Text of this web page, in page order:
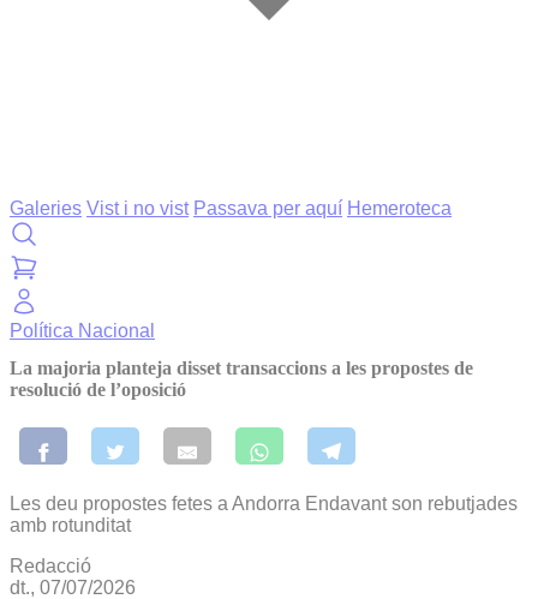
Galeries Vist i no vist Passava per aquí Hemeroteca
Política Nacional
La majoria planteja disset transaccions a les propostes de
resolució de l’oposició
Les deu propostes fetes a Andorra Endavant son rebutjades
amb rotunditat
Redacció
dt., 07/07/2026